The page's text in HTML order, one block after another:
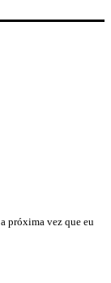
próxima vez que eu